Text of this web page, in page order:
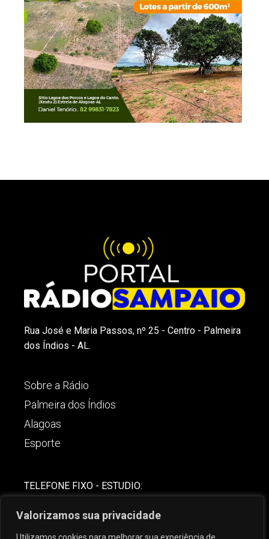
Valorizamos sua privacidade
Rua José e Maria Passos, nº 25 - Centro - Palmeira
dos Índios - AL.
Sobre a Rádio
Palmeira dos Índios
Alagoas
Esporte
TELEFONE FIXO - ESTUDIO: